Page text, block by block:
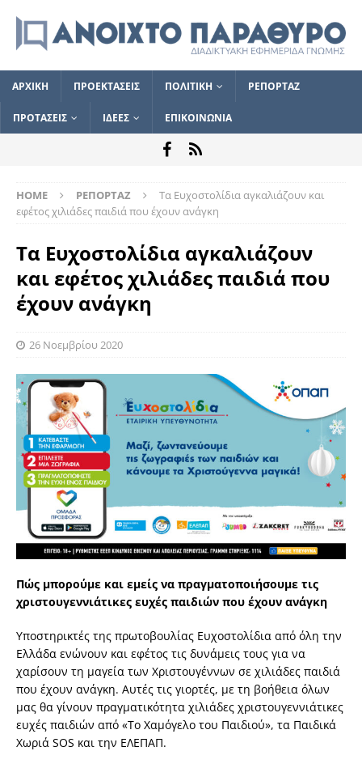
ΑΡΧΙΚΗ ΠΡΟΕΚΤΑΣΕΙΣ ΠΟΛΙΤΙΚΗ ΡΕΠΟΡΤΑΖ
ΠΡΟΤΑΣΕΙΣ ΙΔΕΕΣ ΕΠΙΚΟΙΝΩΝΙΑ
HOME ΡΕΠΟΡΤΑΖ
Τα Ευχοστολίδια αγκαλιάζουν και
εφέτος χιλιάδες παιδιά που έχουν ανάγκη
Τα Ευχοστολίδια αγκαλιάζουν
και εφέτος χιλιάδες παιδιά που
έχουν ανάγκη
26 Νοεμβρίου 2020
Πώς μπορούμε και εμείς να πραγματοποιήσουμε τις
χριστουγεννιάτικες ευχές παιδιών που έχουν ανάγκη
Υποστηρικτές της πρωτοβουλίας Ευχοστολίδια από όλη την
Ελλάδα ενώνουν και εφέτος τις δυνάμεις τους για να
χαρίσουν τη μαγεία των Χριστουγέννων σε χιλιάδες παιδιά
που έχουν ανάγκη. Αυτές τις γιορτές, με τη βοήθεια όλων
μας θα γίνουν πραγματικότητα χιλιάδες χριστουγεννιάτικες
ευχές παιδιών από «Το Χαμόγελο του Παιδιού», τα Παιδικά
Χωριά SOS και την ΕΛΕΠΑΠ.